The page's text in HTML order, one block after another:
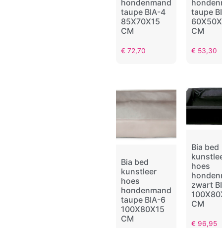
hondenmand
taupe BIA-4
85X70X15
CM
€ 72,70
taupe
CM
€ 53,30
Bia bed
kunstleer
hoes
hondenmand
taupe BIA-6
100X80X15
CM
Bia bed
hoes
zwart
CM
€ 96,95